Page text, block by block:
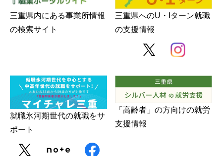
三重県内にある事業所情報
の検索サイト
三重県へのU・Iターン就職
の支援情報
就職氷河期世代の就職をサ
ポート
「高齢者」の方向けの就労
支援情報